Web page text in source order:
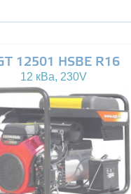
12501 HSBE R16
12 кВа, 230V